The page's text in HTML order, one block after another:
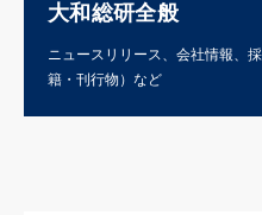
大和総研全般
ニュースリリース、会社情報、
籍・刊行物）など